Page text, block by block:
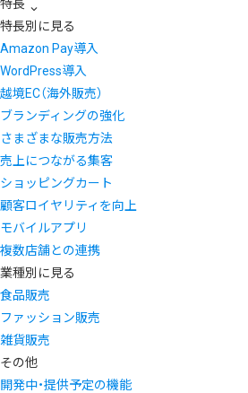
特長
特長別に見る
Amazon Pay導入
WordPress導入
越境EC（海外販売）
ブランディングの強化
さまざまな販売方法
売上につながる集客
ショッピングカート
顧客ロイヤリティを向上
モバイルアプリ
複数店舗との連携
業種別に見る
食品販売
ファッション販売
雑貨販売
その他
開発中・提供予定の機能